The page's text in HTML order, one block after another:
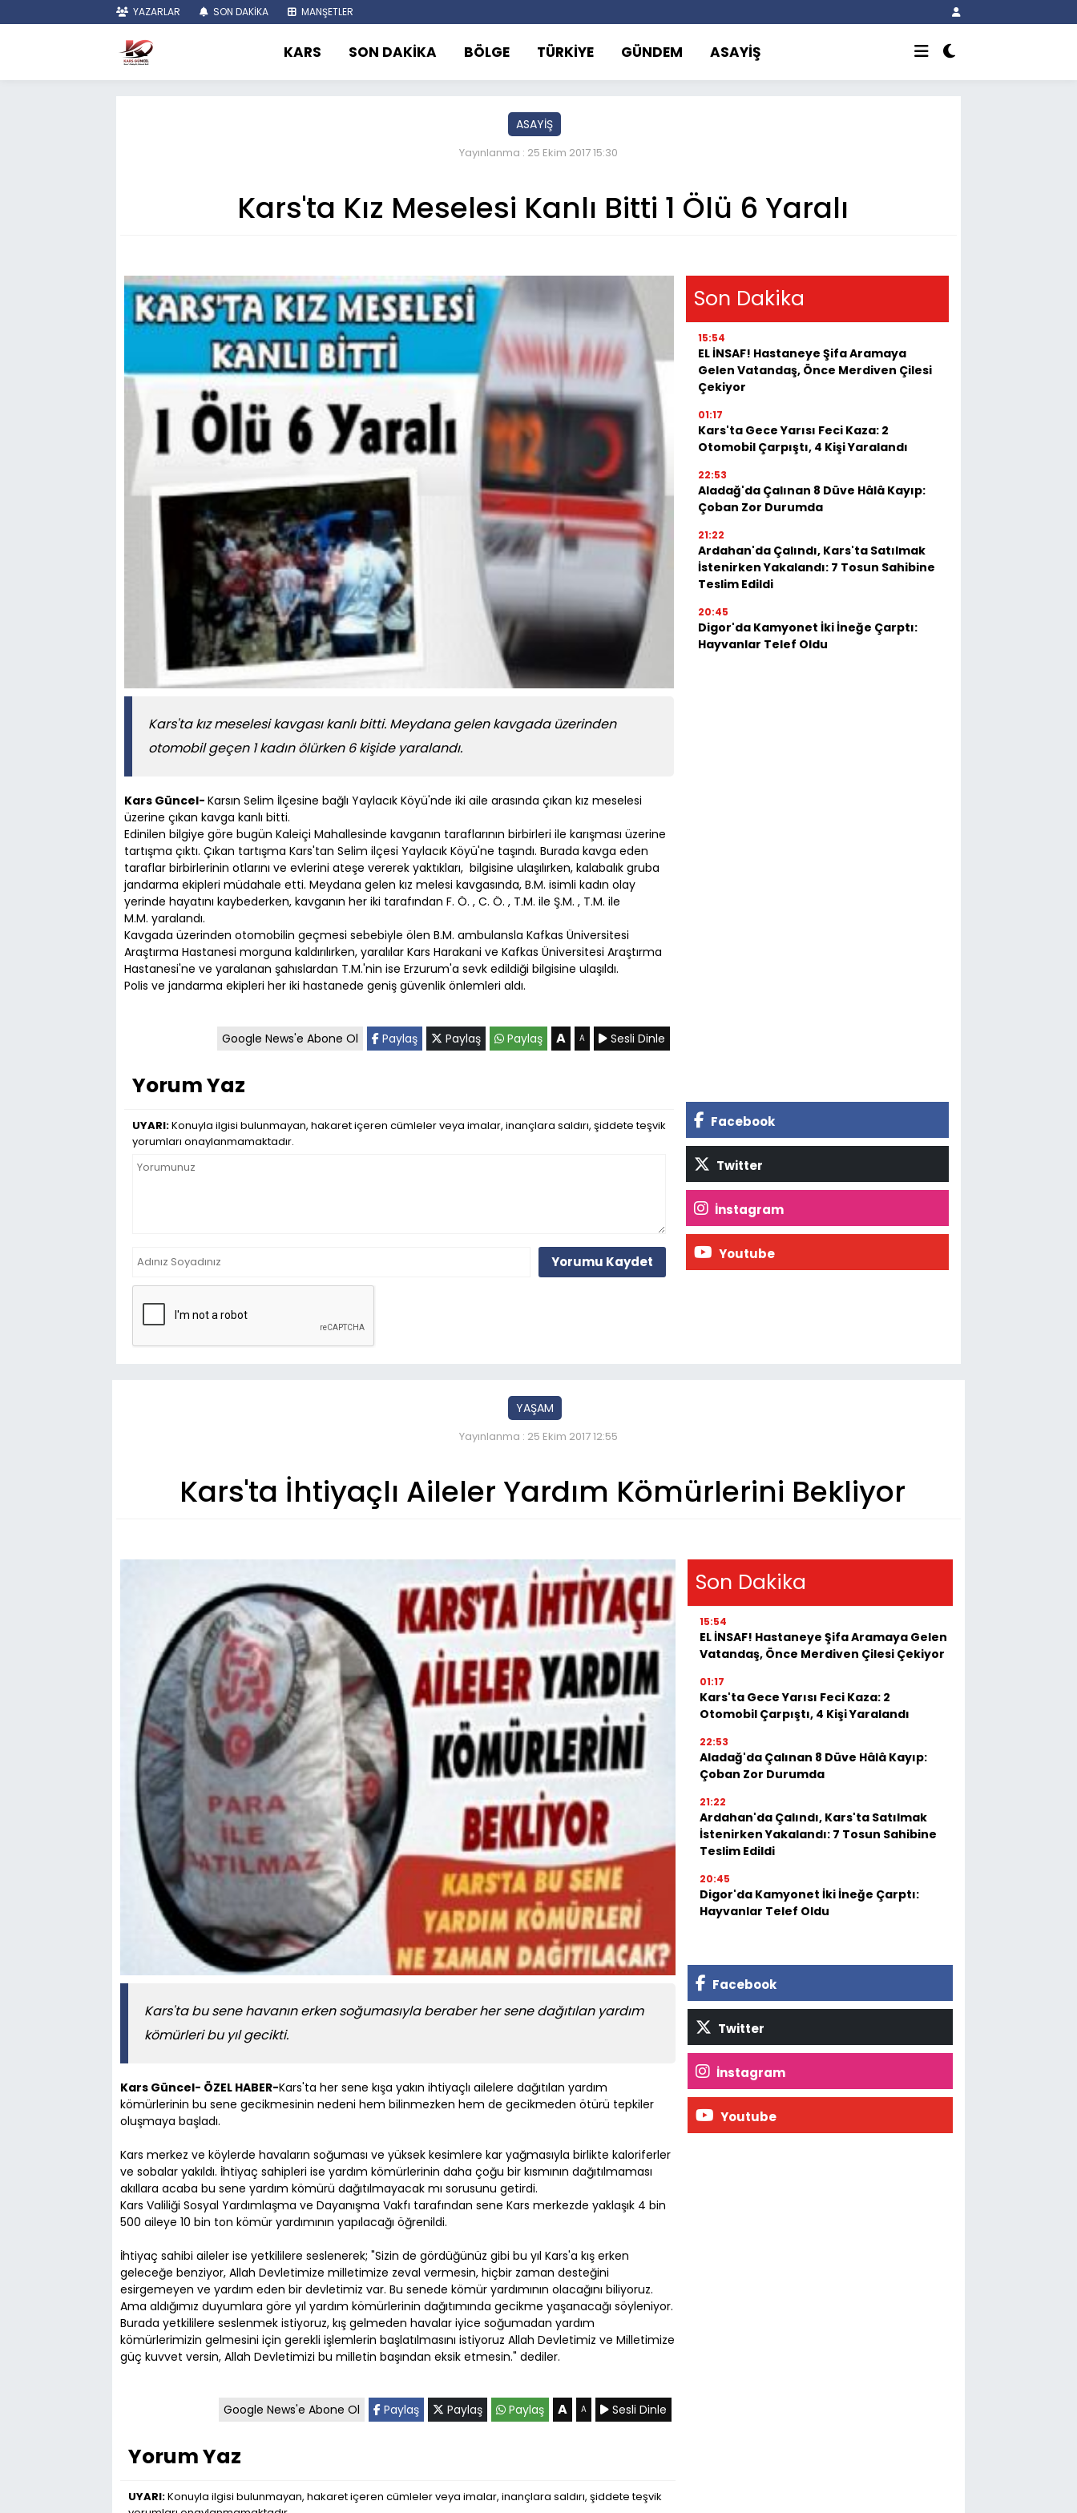
YAZARLAR SON DAKİKA MANŞETLER
KARS SON DAKİKA BÖLGE TÜRKİYE GÜNDEM ASAYİŞ
ASAYİŞ
Yayınlanma : 25 Ekim 2017 15:30
Kars'ta Kız Meselesi Kanlı Bitti 1 Ölü 6 Yaralı
Kars'ta kız meselesi kavgası kanlı bitti. Meydana gelen kavgada üzerinden
otomobil geçen 1 kadın ölürken 6 kişide yaralandı.
Kars Güncel- Karsın Selim İlçesine bağlı Yaylacık Köyü'nde iki aile arasında çıkan kız meselesi
üzerine çıkan kavga kanlı bitti.
Edinilen bilgiye göre bugün Kaleiçi Mahallesinde kavganın taraflarının birbirleri ile karışması üzerine
tartışma çıktı. Çıkan tartışma Kars'tan Selim ilçesi Yaylacık Köyü'ne taşındı. Burada kavga eden
taraflar birbirlerinin otlarını ve evlerini ateşe vererek yaktıkları, bilgisine ulaşılırken, kalabalık gruba
jandarma ekipleri müdahale etti. Meydana gelen kız melesi kavgasında, B.M. isimli kadın olay
yerinde hayatını kaybederken, kavganın her iki tarafından F. Ö. , C. Ö. , T.M. ile Ş.M. , T.M. ile
M.M. yaralandı.
Kavgada üzerinden otomobilin geçmesi sebebiyle ölen B.M. ambulansla Kafkas Üniversitesi
Araştırma Hastanesi morguna kaldırılırken, yaralılar Kars Harakani ve Kafkas Üniversitesi Araştırma
Hastanesi'ne ve yaralanan şahıslardan T.M.'nin ise Erzurum'a sevk edildiği bilgisine ulaşıldı.
Polis ve jandarma ekipleri her iki hastanede geniş güvenlik önlemleri aldı.
Google News'e Abone Ol Paylaş Paylaş Paylaş A A Sesli Dinle
Yorum Yaz
UYARI:Konuyla ilgisi bulunmayan, hakaret içeren cümleler veya imalar, inançlara saldırı, şiddete teşvik
yorumları onaylanmamaktadır.
Yorumu Kaydet
Son Dakika
15:54
EL İNSAF! Hastaneye Şifa Aramaya
Gelen Vatandaş, Önce Merdiven Çilesi
Çekiyor
01:17
Kars'ta Gece Yarısı Feci Kaza: 2
Otomobil Çarpıştı, 4 Kişi Yaralandı
22:53
Aladağ'da Çalınan 8 Düve Hâlâ Kayıp:
Çoban Zor Durumda
21:22
Ardahan'da Çalındı, Kars'ta Satılmak
İstenirken Yakalandı: 7 Tosun Sahibine
Teslim Edildi
20:45
Digor'da Kamyonet İki İneğe Çarptı:
Hayvanlar Telef Oldu
Facebook
Twitter
İnstagram
Youtube
YAŞAM
Yayınlanma : 25 Ekim 2017 12:55
Kars'ta İhtiyaçlı Aileler Yardım Kömürlerini Bekliyor
Kars'ta bu sene havanın erken soğumasıyla beraber her sene dağıtılan yardım
kömürleri bu yıl gecikti.
Kars Güncel- ÖZEL HABER-Kars'ta her sene kışa yakın ihtiyaçlı ailelere dağıtılan yardım
kömürlerinin bu sene gecikmesinin nedeni hem bilinmezken hem de gecikmeden ötürü tepkiler
oluşmaya başladı.
Kars merkez ve köylerde havaların soğuması ve yüksek kesimlere kar yağmasıyla birlikte kaloriferler
ve sobalar yakıldı. İhtiyaç sahipleri ise yardım kömürlerinin daha çoğu bir kısmının dağıtılmaması
akıllara acaba bu sene yardım kömürü dağıtılmayacak mı sorusunu getirdi.
Kars Valiliği Sosyal Yardımlaşma ve Dayanışma Vakfı tarafından sene Kars merkezde yaklaşık 4 bin
500 aileye 10 bin ton kömür yardımının yapılacağı öğrenildi.
İhtiyaç sahibi aileler ise yetkililere seslenerek; "Sizin de gördüğünüz gibi bu yıl Kars'a kış erken
geleceğe benziyor, Allah Devletimize milletimize zeval vermesin, hiçbir zaman desteğini
esirgemeyen ve yardım eden bir devletimiz var. Bu senede kömür yardımının olacağını biliyoruz.
Ama aldığımız duyumlara göre yıl yardım kömürlerinin dağıtımında gecikme yaşanacağı söyleniyor.
Burada yetkililere seslenmek istiyoruz, kış gelmeden havalar iyice soğumadan yardım
kömürlerimizin gelmesini için gerekli işlemlerin başlatılmasını istiyoruz Allah Devletimiz ve Milletimize
güç kuvvet versin, Allah Devletimizi bu milletin başından eksik etmesin." dediler.
Google News'e Abone Ol Paylaş Paylaş Paylaş A A Sesli Dinle
Yorum Yaz
UYARI:Konuyla ilgisi bulunmayan, hakaret içeren cümleler veya imalar, inançlara saldırı, şiddete teşvik
Son Dakika
15:54
EL İNSAF! Hastaneye Şifa Aramaya Gelen
Vatandaş, Önce Merdiven Çilesi Çekiyor
01:17
Kars'ta Gece Yarısı Feci Kaza: 2
Otomobil Çarpıştı, 4 Kişi Yaralandı
22:53
Aladağ'da Çalınan 8 Düve Hâlâ Kayıp:
Çoban Zor Durumda
21:22
Ardahan'da Çalındı, Kars'ta Satılmak
İstenirken Yakalandı: 7 Tosun Sahibine
Teslim Edildi
20:45
Digor'da Kamyonet İki İneğe Çarptı:
Hayvanlar Telef Oldu
Facebook
Twitter
İnstagram
Youtube